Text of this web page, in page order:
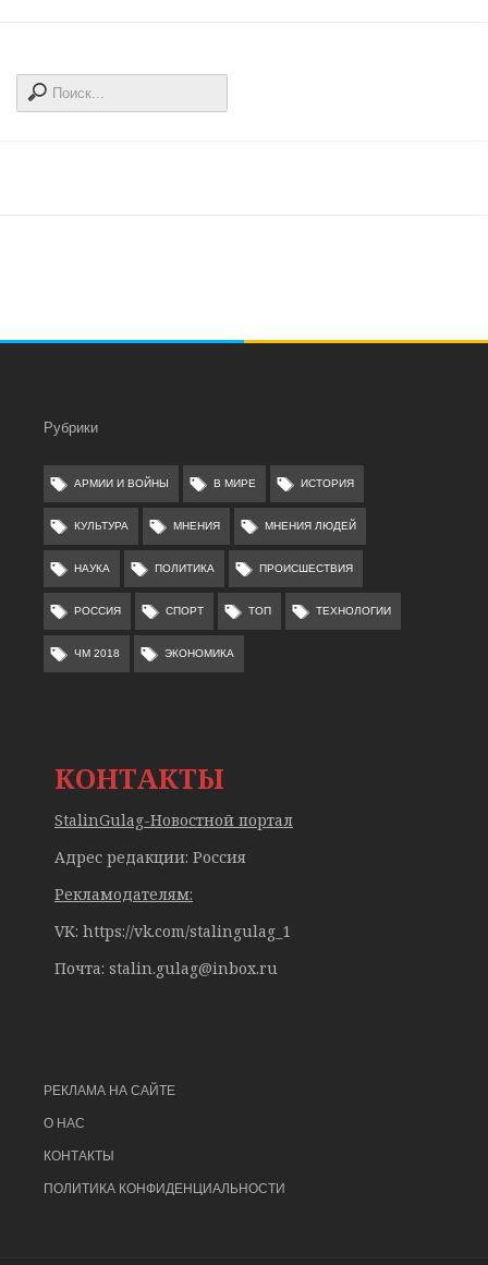
Рубрики
АРМИИ И ВОЙНЫ В МИРЕ ИСТОРИЯ
КУЛЬТУРА МНЕНИЯ МНЕНИЯ ЛЮДЕЙ
НАУКА ПОЛИТИКА ПРОИСШЕСТВИЯ
РОССИЯ СПОРТ ТОП ТЕХНОЛОГИИ
ЧМ 2018 ЭКОНОМИКА
КОНТАКТЫ
StalinGulag-Новостной портал
Адрес редакции: Россия
Рекламодателям:
VK: https://vk.com/stalingulag_1
Почта: stalin.gulag@inbox.ru
РЕКЛАМА НА САЙТЕ
О НАС
КОНТАКТЫ
ПОЛИТИКА КОНФИДЕНЦИАЛЬНОСТИ